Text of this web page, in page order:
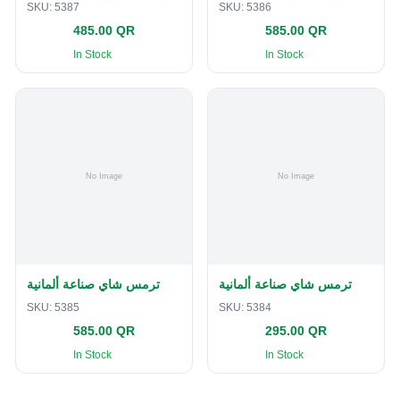
SKU: 5387
485.00 QR
In Stock
SKU: 5386
585.00 QR
In Stock
ترمس شاي صناعة ألمانية
SKU: 5385
585.00 QR
In Stock
ترمس شاي صناعة ألمانية
SKU: 5384
295.00 QR
In Stock